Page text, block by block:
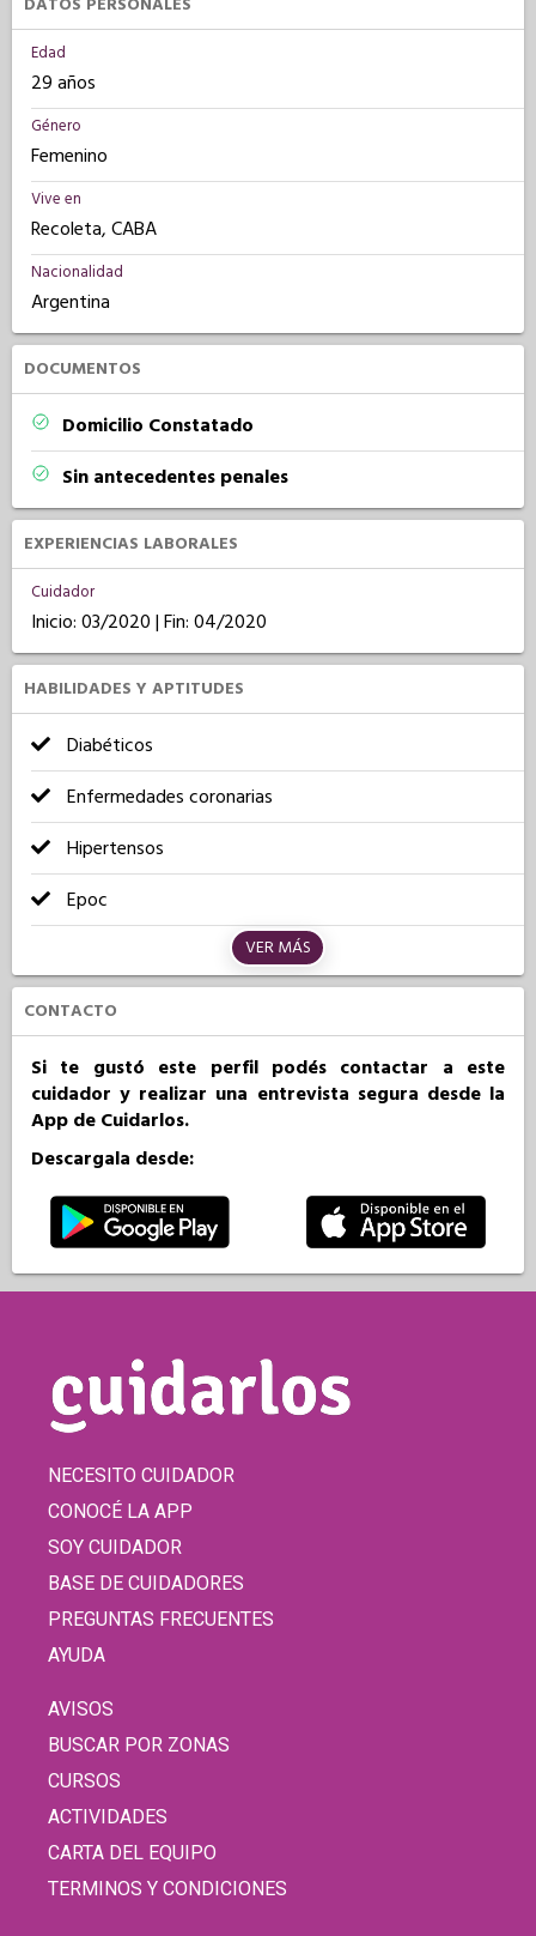
DATOS PERSONALES
Edad
29 años
Género
Femenino
Vive en
Recoleta, CABA
Nacionalidad
Argentina
DOCUMENTOS
Domicilio Constatado
Sin antecedentes penales
EXPERIENCIAS LABORALES
Cuidador
Inicio: 03/2020 | Fin: 04/2020
HABILIDADES Y APTITUDES
Diabéticos
Enfermedades coronarias
Hipertensos
Epoc
VER MÁS
CONTACTO
Si te gustó este perfil podés contactar a este
cuidador y realizar una entrevista segura desde la
App de Cuidarlos.
Descargala desde:
NECESITO CUIDADOR
CONOCÉ LA APP
SOY CUIDADOR
BASE DE CUIDADORES
PREGUNTAS FRECUENTES
AYUDA
AVISOS
BUSCAR POR ZONAS
CURSOS
ACTIVIDADES
CARTA DEL EQUIPO
TERMINOS Y CONDICIONES